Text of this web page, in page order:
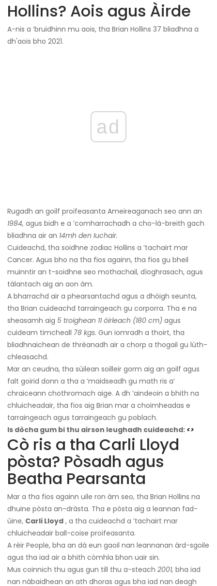
Hollins? Aois agus Àirde
A-nis a ’bruidhinn mu aois, tha Brian Hollins 37 bliadhna a
dh'aois bho 2021.
ad
Rugadh an goilf proifeasanta Ameireaganach seo ann an
1984, agus bidh e a ’comharrachadh a cho-là-breith gach
bliadhna air an 14mh den Iuchair.
Cuideachd, tha soidhne zodiac Hollins a ’tachairt mar
Cancer. Agus bho na tha fios againn, tha fios gu bheil
muinntir an t-soidhne seo mothachail, dìoghrasach, agus
tàlantach aig an aon àm.
A bharrachd air a phearsantachd agus a dhòigh seunta,
tha Brian cuideachd tarraingeach gu corporra. Tha e na
sheasamh aig 5 troighean 11 òirleach (180 cm) agus
cuideam timcheall 78 kgs. Gun iomradh a thoirt, tha
bliadhnaichean de thrèanadh air a chorp a thogail gu lùth-
chleasachd.
Mar an ceudna, tha sùilean soilleir gorm aig an goilf agus
falt goirid donn a tha a ’maidseadh gu math ris a’
chraiceann chothromach aige. A dh ’aindeoin a bhith na
chluicheadair, tha fios aig Brian mar a choimheadas e
tarraingeach agus tarraingeach gu poblach.
Is dòcha gum bi thu airson leughadh cuideachd: <>
Cò ris a tha Carli Lloyd
pòsta? Pòsadh agus
Beatha Pearsanta
Mar a tha fios againn uile ron àm seo, tha Brian Hollins na
dhuine pòsta an-dràsta. Tha e pòsta aig a leannan fad-
ùine, Carli Lloyd , a tha cuideachd a ’tachairt mar
chluicheadair ball-coise proifeasanta.
A rèir People, bha an dà eun gaoil nan leannanan àrd-sgoile
agus tha iad air a bhith còmhla bhon uair sin.
Mus coinnich thu agus gun till thu a-steach 2001, bha iad
nan nàbaidhean an ath dhoras agus bha iad nan deagh